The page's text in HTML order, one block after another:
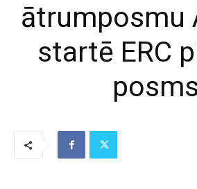
ātrumposmu
startē ERC
posms